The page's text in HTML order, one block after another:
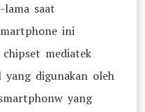
saat
ini
mediatek
yang digunakan oleh
yang